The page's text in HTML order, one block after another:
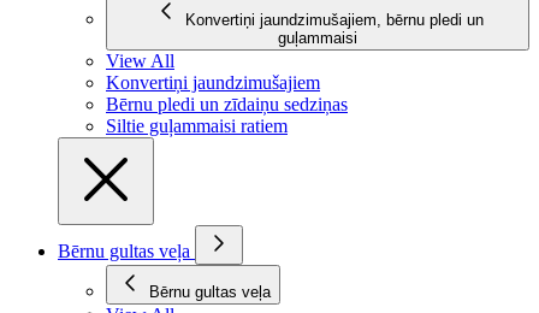
Konvertiņi jaundzimušajiem, bērnu pledi un
guļammaisi
View All
Konvertiņi jaundzimušajiem
Bērnu pledi un zīdaiņu sedziņas
Siltie guļammaisi ratiem
Bērnu gultas veļa
Bērnu gultas veļa